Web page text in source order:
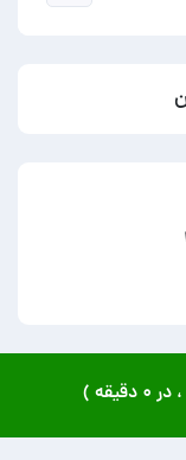
، در ۰ دقیقه )